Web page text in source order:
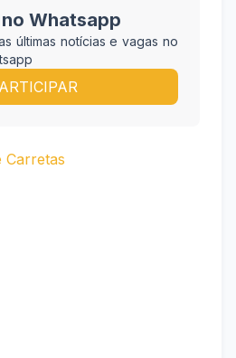
Whatsapp
últimas notícias e vagas no
Carretas